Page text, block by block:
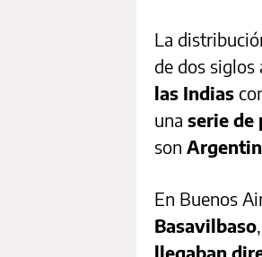
La
de dos siglos
las Indias
una serie de
son
En Buenos
Basavilbaso
llegaban